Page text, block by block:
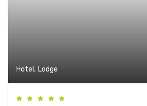
Hotel , Lodge